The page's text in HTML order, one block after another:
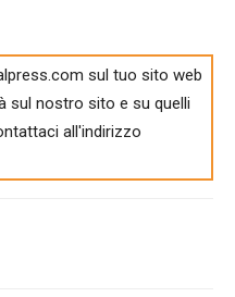
sul tuo sito web
sul nostro sito e su quelli
all'indirizzo